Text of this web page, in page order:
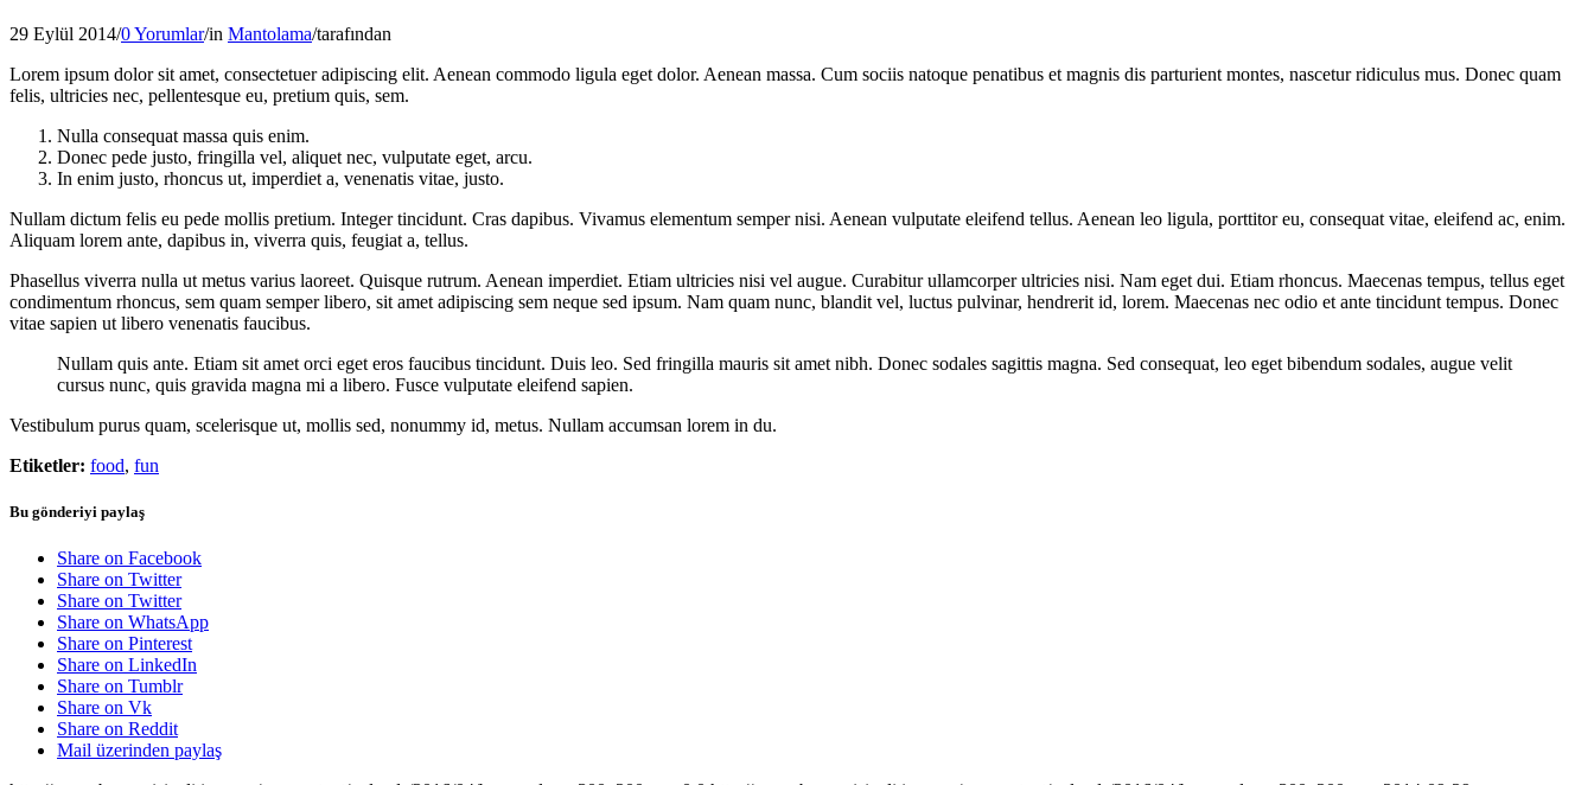
29 Eylül 2014/0 Yorumlar/in Mantolama/tarafından
Lorem ipsum dolor sit amet, consectetuer adipiscing elit. Aenean commodo ligula eget dolor. Aenean massa. Cum sociis natoque penatibus et magnis dis parturient montes, nascetur ridiculus mus. Donec quam
felis, ultricies nec, pellentesque eu, pretium quis, sem.
Nulla consequat massa quis enim.
Donec pede justo, fringilla vel, aliquet nec, vulputate eget, arcu.
In enim justo, rhoncus ut, imperdiet a, venenatis vitae, justo.
Nullam dictum felis eu pede mollis pretium. Integer tincidunt. Cras dapibus. Vivamus elementum semper nisi. Aenean vulputate eleifend tellus. Aenean leo ligula, porttitor eu, consequat vitae, eleifend ac, enim.
Aliquam lorem ante, dapibus in, viverra quis, feugiat a, tellus.
Phasellus viverra nulla ut metus varius laoreet. Quisque rutrum. Aenean imperdiet. Etiam ultricies nisi vel augue. Curabitur ullamcorper ultricies nisi. Nam eget dui. Etiam rhoncus. Maecenas tempus, tellus eget
condimentum rhoncus, sem quam semper libero, sit amet adipiscing sem neque sed ipsum. Nam quam nunc, blandit vel, luctus pulvinar, hendrerit id, lorem. Maecenas nec odio et ante tincidunt tempus. Donec
vitae sapien ut libero venenatis faucibus.
Nullam quis ante. Etiam sit amet orci eget eros faucibus tincidunt. Duis leo. Sed fringilla mauris sit amet nibh. Donec sodales sagittis magna. Sed consequat, leo eget bibendum sodales, augue velit
cursus nunc, quis gravida magna mi a libero. Fusce vulputate eleifend sapien.
Vestibulum purus quam, scelerisque ut, mollis sed, nonummy id, metus. Nullam accumsan lorem in du.
Etiketler: food, fun
Bu gönderiyi paylaş
Share on Facebook
Share on Twitter
Share on Twitter
Share on WhatsApp
Share on Pinterest
Share on LinkedIn
Share on Tumblr
Share on Vk
Share on Reddit
Mail üzerinden paylaş